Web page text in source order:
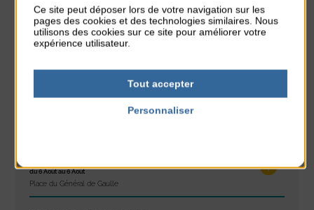
Plage du passous
Les ateliers d’Isa
Marché d’été
du 6 Août au 6 Août
Place du Général de Gaulle
Ce site peut déposer lors de votre navigation sur les
pages des cookies et des technologies similaires. Nous
utilisons des cookies sur ce site pour améliorer votre
expérience utilisateur.
Tout accepter
Personnaliser